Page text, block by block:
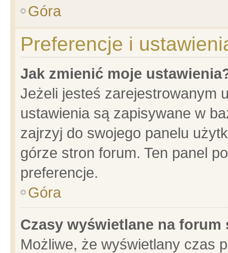
Góra
Preferencje i
Jak zmienić moje
Jeżeli jesteś zarejestrowanym
ustawienia są zapisywane w
zajrzyj do swojego panelu
górze stron forum. Ten panel
preferencje.
Góra
Czasy wyświetlane na forum
Możliwe, że wyświetlany czas